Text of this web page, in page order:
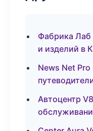
Фабрика
и изделий в
News Net
Автоцентр